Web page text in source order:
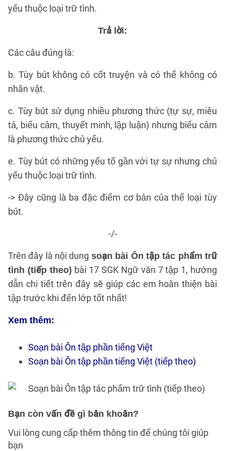
yếu thuộc loại trữ tình.
Trả lời:
Các câu đúng là:
b. Tùy bút không có cốt truyện và có thể không có
nhân vật.
c. Tùy bút sử dụng nhiều phương thức (tự sự, miêu
tả, biểu cảm, thuyết minh, lập luận) nhưng biểu cảm
là phương thức chủ yếu.
e. Tùy bút có những yếu tố gần với tự sự nhưng chủ
yếu thuộc loại trữ tình.
-> Đây cũng là ba đặc điểm cơ bản của thể loại tùy
bút.
-/-
Trên đây là nội dung soạn bài Ôn tập tác phẩm trữ
tình (tiếp theo) bài 17 SGK Ngữ văn 7 tập 1, hướng
dẫn chi tiết trên đây sẽ giúp các em hoàn thiện bài
tập trước khi đến lớp tốt nhất!
Xem thêm:
Soạn bài Ôn tập phần tiếng Việt
Soạn bài Ôn tập phần tiếng Việt (tiếp theo)
Bạn còn vấn đề gì băn khoăn?
Vui lòng cung cấp thêm thông tin để chúng tôi giúp
bạn